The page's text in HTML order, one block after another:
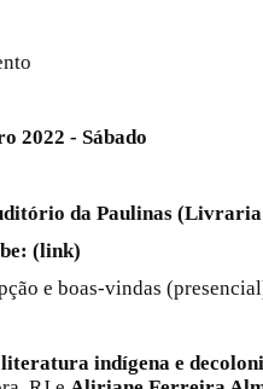
2022 - Sábado
da Paulinas
(link)
e boas-vindas
indígena e